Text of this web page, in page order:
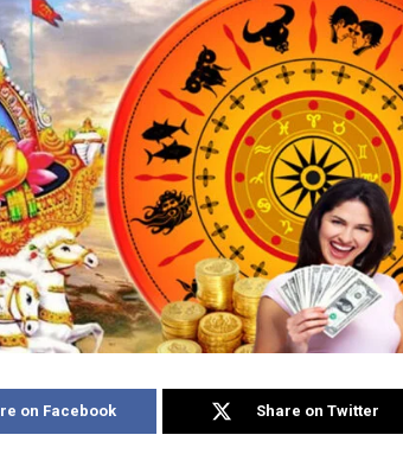
on Facebook Share on Twitter